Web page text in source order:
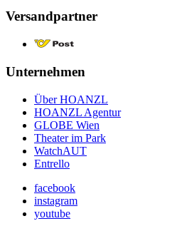
Versandpartner
Unternehmen
Über HOANZL
HOANZL Agentur
GLOBE Wien
Theater im Park
WatchAUT
Entrello
facebook
instagram
youtube